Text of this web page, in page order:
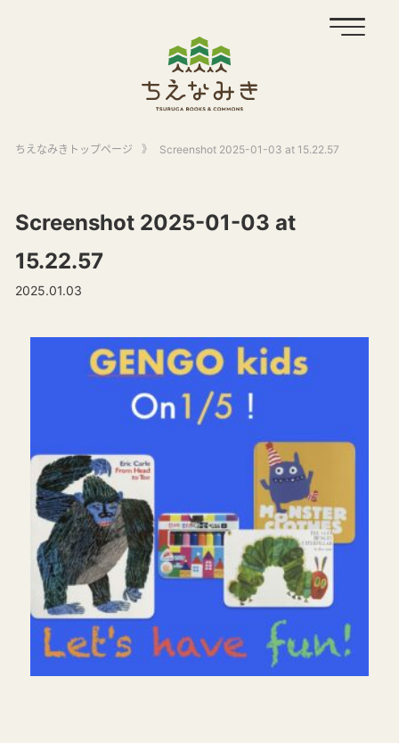
ちえなみきトップページ 》 Screenshot 2025-01-03 at 15.22.57
Screenshot 2025-01-03 at
15.22.57
2025.01.03